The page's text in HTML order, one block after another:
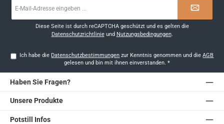
Mail-
Diese Seite ist durch reCAPTCHA geschützt und es gelten die
Datenschutzrichtlinieund Nutzungsbedingungen.
Ich habe die Datenschutzbestimmungen zur Kenntnis genommen und dieAGB
gelesen und bin mit ihnen einverstanden. *
Haben Sie Fragen?
Unsere Produkte
Potstill Infos